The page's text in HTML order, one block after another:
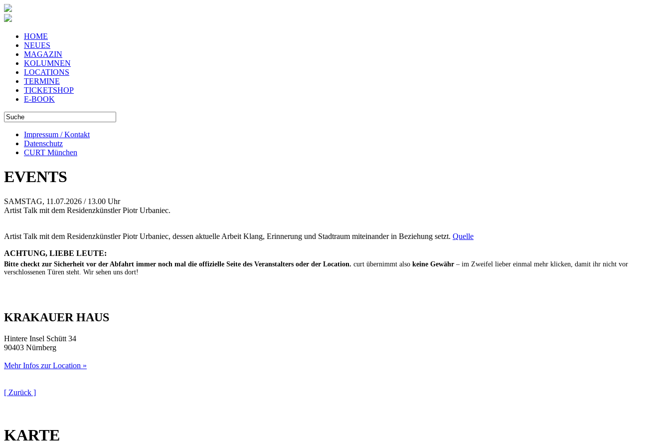
HOME
NEUES
MAGAZIN
KOLUMNEN
LOCATIONS
TERMINE
TICKETSHOP
E-BOOK
Impressum / Kontakt
Datenschutz
CURT München
EVENTS
SAMSTAG, 11.07.2026 / 13.00 Uhr
Artist Talk mit dem Residenzkünstler Piotr Urbaniec.
Artist Talk mit dem Residenzkünstler Piotr Urbaniec, dessen aktuelle Arbeit Klang, Erinnerung und Stadtraum miteinander in Beziehung setzt. Quelle
ACHTUNG, LIEBE LEUTE:
Bitte checkt zur Sicherheit vor der Abfahrt immer noch mal die offizielle Seite des Veranstalters oder der Location. curt übernimmt also keine Gewähr – im Zweifel lieber einmal mehr klicken, damit ihr nicht vor
verschlossenen Türen steht. Wir sehen uns dort!
KRAKAUER HAUS
Hintere Insel Schütt 34
90403 Nürnberg
Mehr Infos zur Location »
[ Zurück ]
KARTE